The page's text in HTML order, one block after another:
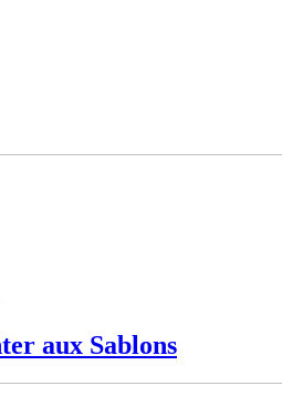
aux Sablons